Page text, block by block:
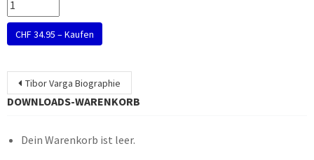
CHF 34.95 – Kaufen
Beitragsnavigation
Tibor Varga Biographie
DOWNLOADS-WARENKORB
Dein Warenkorb ist leer.